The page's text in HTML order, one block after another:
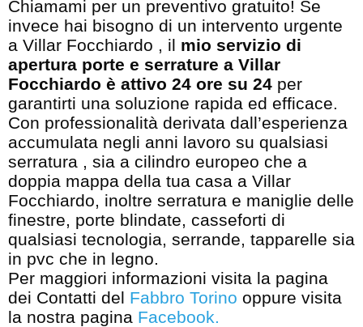
Chiamami per un preventivo gratuito! Se
invece hai bisogno di un intervento urgente
a Villar Focchiardo , il mio servizio di
apertura porte e serrature a Villar
Focchiardo è attivo 24 ore su 24 per
garantirti una soluzione rapida ed efficace.
Con professionalità derivata dall’esperienza
accumulata negli anni lavoro su qualsiasi
serratura , sia a cilindro europeo che a
doppia mappa della tua casa a Villar
Focchiardo, inoltre serratura e maniglie delle
finestre, porte blindate, casseforti di
qualsiasi tecnologia, serrande, tapparelle sia
in pvc che in legno.
Per maggiori informazioni visita la pagina
dei Contatti del Fabbro Torino oppure visita
la nostra pagina Facebook.